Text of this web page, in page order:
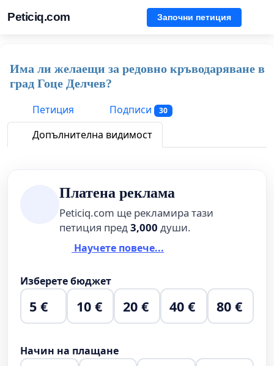
Peticiq.com Започни петиция
Има ли желаещи за редовно кръводаряване в
град Гоце Делчев?
Петиция
Подписи 30
Допълнителна видимост
Платена реклама
Peticiq.com ще рекламира тази
петиция пред3,000 души.
Научете повече...
Изберете бюджет
5 € 10 € 20 € 40 € 80 €
Начин на плащане